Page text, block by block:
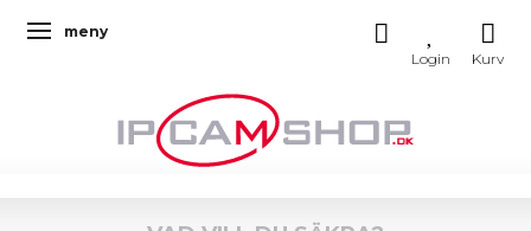
Ändra navigering
meny